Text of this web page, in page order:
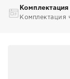
Комплектация